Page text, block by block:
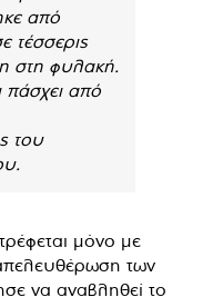
από
τέσσερις
στη φυλακή.
πάσχει από
του
μόνο με
των
να αναβληθεί το